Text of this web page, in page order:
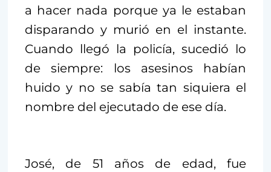
a hacer nada porque ya le estaban
disparando y murió en el instante.
Cuando llegó la policía, sucedió lo
de siempre: los asesinos habían
huido y no se sabía tan siquiera el
nombre del ejecutado de ese día.
José, de 51 años de edad, fue